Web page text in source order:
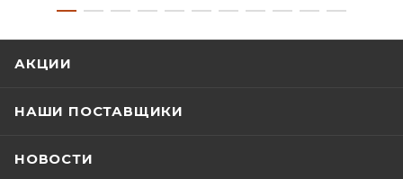
АКЦИИ
НАШИ ПОСТАВЩИКИ
НОВОСТИ